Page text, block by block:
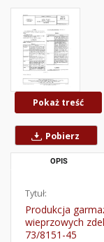
Pokaż treść
Pobierz
OPIS
Tytuł:
Produkcja
wieprzowych
73/8151-45